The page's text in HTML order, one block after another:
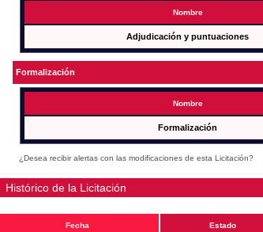
Nombre
Adjudicación y puntuaciones
Formalización
Nombre
Formalización
¿Desea recibir alertas con las modificaciones de esta Licitación?
Histórico de la Licitación
Fecha Estado